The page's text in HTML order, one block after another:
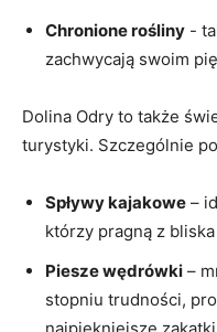
Chronione rośliny ‌-
zachwycają swoim
Dolina Odry ⁣to także
turystyki. Szczególnie
Spływy kajakowe –
⁢którzy ‌pragną z
Piesze wędrówki –
‍stopniu trudności,